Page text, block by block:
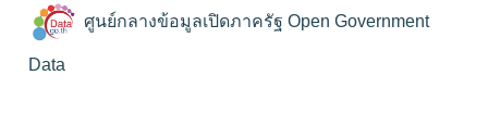
ศูนย์กลางข้อมูลเปิดภาครัฐ Open Government
Data